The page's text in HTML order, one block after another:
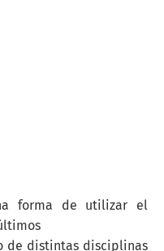
forma de utilizar el
de distintas disciplinas